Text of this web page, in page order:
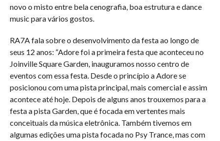
novo o misto entre bela cenografia, boa estrutura e dance
music para vários gostos.
RA7A fala sobre o desenvolvimento da festa ao longo de
seus 12 anos: “Adore foi a primeira festa que aconteceu no
Joinville Square Garden, inauguramos nosso centro de
eventos com essa festa. Desde o princípio a Adore se
posicionou com uma pista principal, mais comercial e assim
acontece até hoje. Depois de alguns anos trouxemos para a
festa a pista Garden, que é focada em vertentes mais
conceituais da música eletrônica. Também tivemos em
algumas edições uma pista focada no Psy Trance, mas com